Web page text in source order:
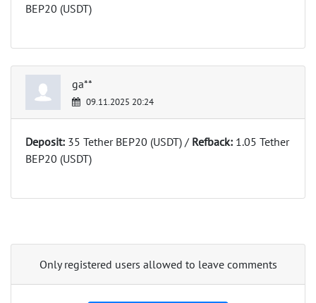
BEP20 (USDT)
ga**
09.11.2025 20:24
Deposit: 35 Tether BEP20 (USDT) / Refback: 1.05 Tether
BEP20 (USDT)
Only registered users allowed to leave comments